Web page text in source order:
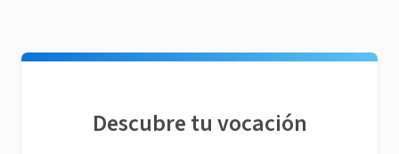
Descubre tu vocación